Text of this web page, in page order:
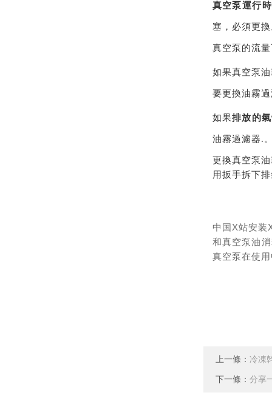
真空泵運行
塞，必須更
真空泵的流
如果真空泵
要更換油霧
如果排放的
油霧過濾器.
更換真空泵
用扳手拆下
中国X站安装
和真空泵油
真空泵在使
上一條： 冷凍
下一條： 分享